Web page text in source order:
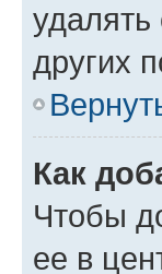
других
Как
Чтобы
ее в